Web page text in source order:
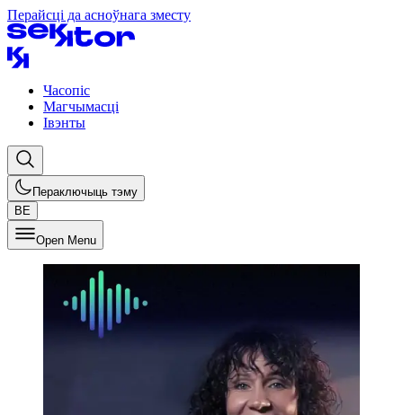
Перайсці да асноўнага зместу
Часопіс
Магчымасці
Івэнты
Пераключыць тэму
BE
Open Menu